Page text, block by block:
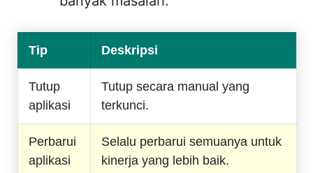
Tip Deskripsi
Tutup
aplikasi
Tutup secara manual yang
terkunci.
Perbarui
aplikasi
Selalu perbarui semuanya untuk
kinerja yang lebih baik.